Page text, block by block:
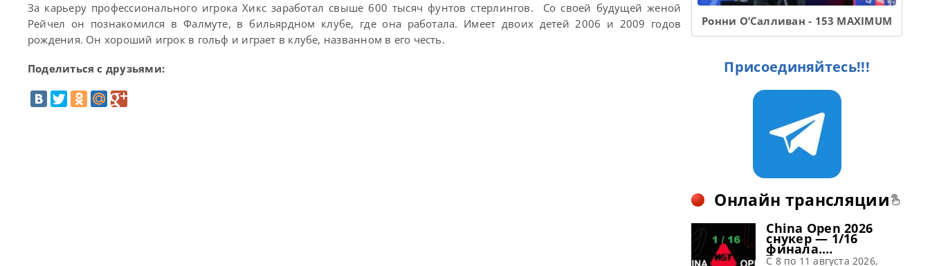
За карьеру профессионального игрока Хикс заработал свыше 600 тысяч фунтов стерлингов. Со своей будущей женой
Рейчел он познакомился в Фалмуте, в бильярдном клубе, где она работала. Имеет двоих детей 2006 и 2009 годов
рождения. Он хороший игрок в гольф и играет в клубе, названном в его честь.
Поделиться с друзьями:
Ронни О’Салливан - 153 MAXIMUM
Присоединяйтесь!!!
Онлайн трансляции
China Open 2026
снукер — 1/16
финала.
Трансляции
C 8 по 11 августа 2026,